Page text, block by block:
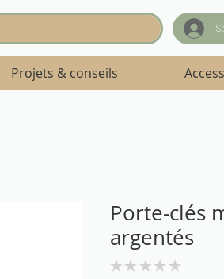
Projets & conseils
Porte-clés
argentés
★ ★ ★ ★ ★